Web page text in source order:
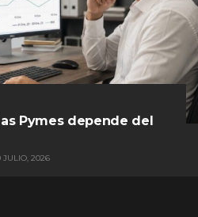
Pymes depende del
JULIO, 2026